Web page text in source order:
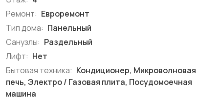
Ремонт: Евроремонт
Тип дома: Панельный
Санузлы: Раздельный
Лифт: Нет
Бытовая техника: Кондиционер, Микроволновая
печь, Электро / Газовая плита, Посудомоечная
машина